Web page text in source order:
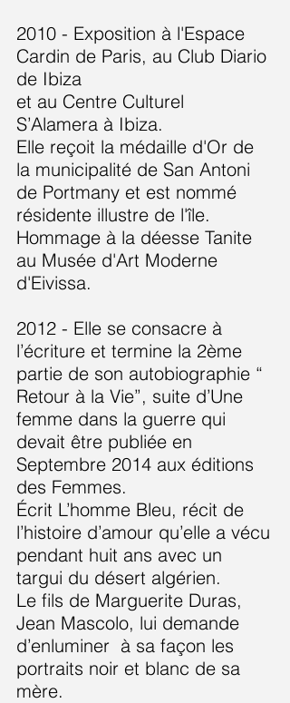
2010 - Exposition à l'Espace
Cardin de Paris, au Club Diario
de Ibiza
et au Centre Culturel
S’Alamera à Ibiza.
Elle reçoit la médaille d'Or de
la municipalité de San Antoni
de Portmany et est nommé
résidente illustre de l'île.
Hommage à la déesse Tanite
au Musée d'Art Moderne
d'Eivissa.
2012 - Elle se consacre à
l’écriture et termine la 2ème
partie de son autobiographie “
Retour à la Vie”, suite d’Une
femme dans la guerre qui
devait être publiée en
Septembre 2014 aux éditions
des Femmes.
Écrit L’homme Bleu, récit de
l’histoire d’amour qu’elle a vécu
pendant huit ans avec un
targui du désert algérien.
Le fils de Marguerite Duras,
Jean Mascolo, lui demande
d’enluminer à sa façon les
portraits noir et blanc de sa
mère.